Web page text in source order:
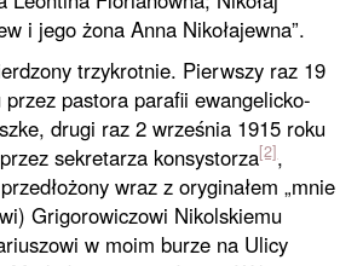
i jego żona Anna Nikołajewna”.
trzykrotnie. Pierwszy raz 19
pastora parafii ewangelicko-
drugi raz 2 września 1915 roku
sekretarza konsystorza[2],
wraz z oryginałem „mnie
Grigorowiczowi Nikolskiemu
w moim burze na Ulicy